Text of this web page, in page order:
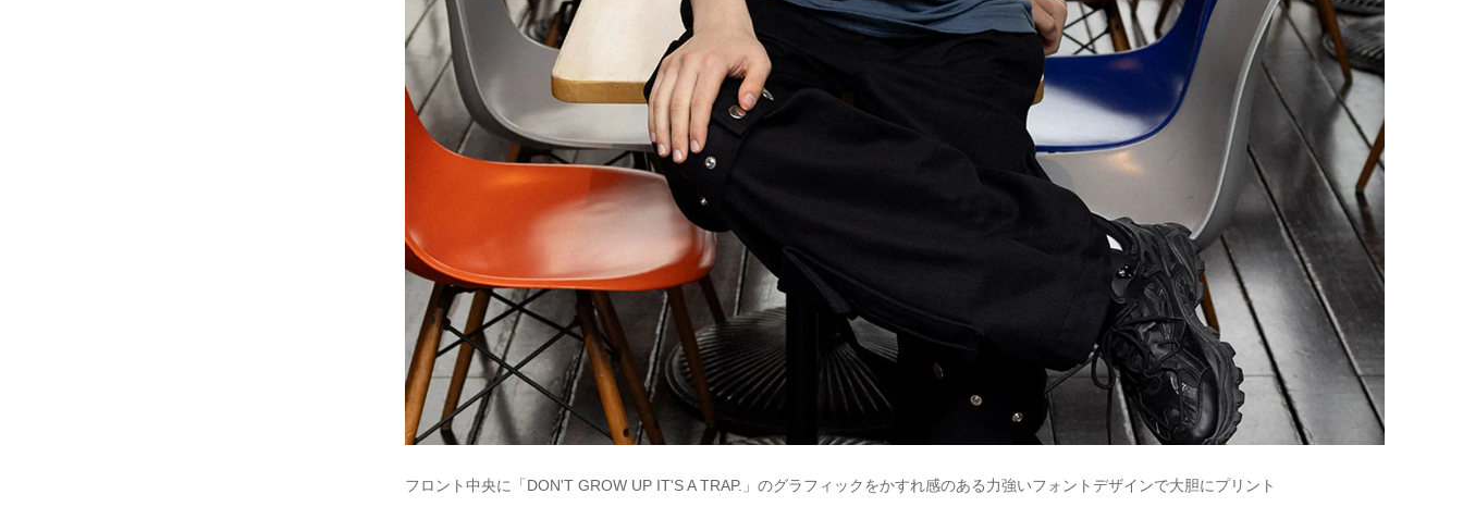
フロント中央に「DON'T GROW UP IT'S A TRAP.」のグラフィックをかすれ感のある力強いフォントデザインで大胆にプリント